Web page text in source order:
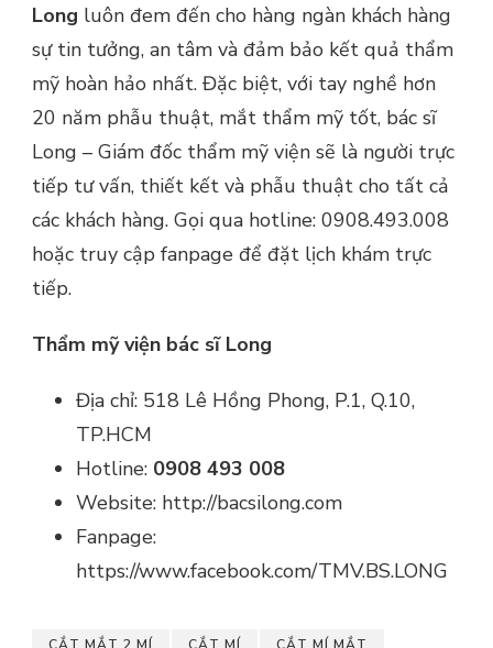
Long luôn đem đến cho hàng ngàn khách hàng
sự tin tưởng, an tâm và đảm bảo kết quả thẩm
mỹ hoàn hảo nhất. Đặc biệt, với tay nghề hơn
20 năm phẫu thuật, mắt thẩm mỹ tốt, bác sĩ
Long – Giám đốc thẩm mỹ viện sẽ là người trực
tiếp tư vấn, thiết kết và phẫu thuật cho tất cả
các khách hàng. Gọi qua hotline: 0908.493.008
hoặc truy cập fanpage để đặt lịch khám trực
tiếp.
Thẩm mỹ viện bác sĩ Long
Địa chỉ: 518 Lê Hồng Phong, P.1, Q.10,
TP.HCM
Hotline: 0908 493 008
Website: http://bacsilong.com
Fanpage:
https://www.facebook.com/TMV.BS.LONG